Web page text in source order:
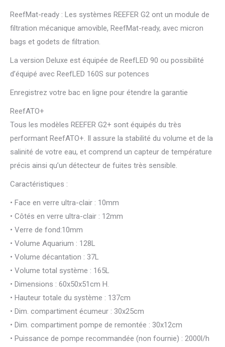
ReefMat-ready : Les systèmes REEFER G2 ont un module de
filtration mécanique amovible, ReefMat-ready, avec micron
bags et godets de filtration.
La version Deluxe est équipée de ReefLED 90 ou possibilité
d’équipé avec ReefLED 160S sur potences
Enregistrez votre bac en ligne pour étendre la garantie
ReefATO+
Tous les modèles REEFER G2+ sont équipés du très
performant ReefATO+. Il assure la stabilité du volume et de la
salinité de votre eau, et comprend un capteur de température
précis ainsi qu’un détecteur de fuites très sensible.
Caractéristiques :
• Face en verre ultra-clair : 10mm
• Côtés en verre ultra-clair : 12mm
• Verre de fond:10mm
• Volume Aquarium : 128L
• Volume décantation : 37L
• Volume total système : 165L
• Dimensions : 60x50x51cm H.
• Hauteur totale du système : 137cm
• Dim. compartiment écumeur : 30x25cm
• Dim. compartiment pompe de remontée : 30x12cm
• Puissance de pompe recommandée (non fournie) : 2000l/h